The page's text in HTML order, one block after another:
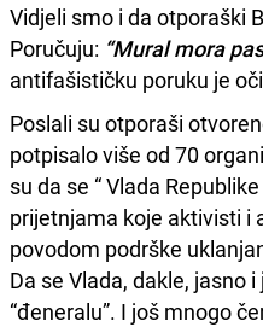
Vidjeli smo i da otporaški
Poručuju: “Mural mora
antifašističku poruku je
Poslali su otporaši
potpisalo više od 70
su da se “ Vlada
prijetnjama koje aktivisti i
povodom podrške
Da se Vlada, dakle, jasno
“đeneralu”. I još mnogo